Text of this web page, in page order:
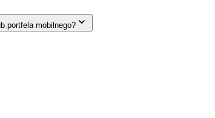
portfela mobilnego?